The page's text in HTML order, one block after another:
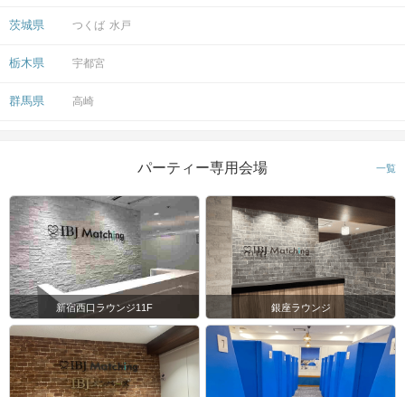
茨城県 つくば 水戸
栃木県 宇都宮
群馬県 高崎
パーティー専用会場 一覧
新宿西口ラウンジ11F 銀座ラウンジ